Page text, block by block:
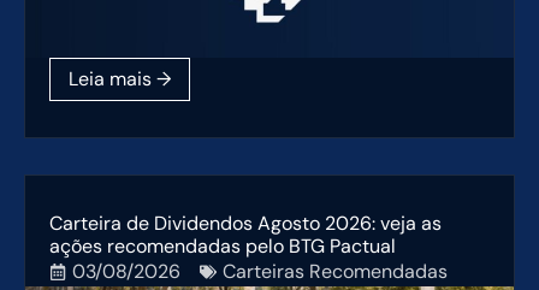
Carteira de Dividendos Agosto 2026: veja as
ações recomendadas pelo BTG Pactual
03/08/2026
Carteiras Recomendadas